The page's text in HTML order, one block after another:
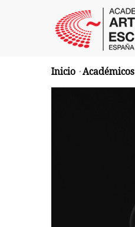
Inicio ·Académicos